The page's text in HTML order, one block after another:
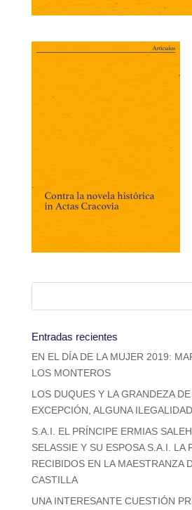
Entradas recientes
EN EL DÍA DE LA MUJER 2019:
LOS MONTEROS
LOS DUQUES Y LA GRANDEZA
EXCEPCIÓN, ALGUNA ILEGALIDAD
S.A.I. EL PRÍNCIPE ERMIAS
SELASSIE Y SU ESPOSA S.A.I. LA
RECIBIDOS EN LA MAESTRANZA
CASTILLA
UNA INTERESANTE CUESTIÓN